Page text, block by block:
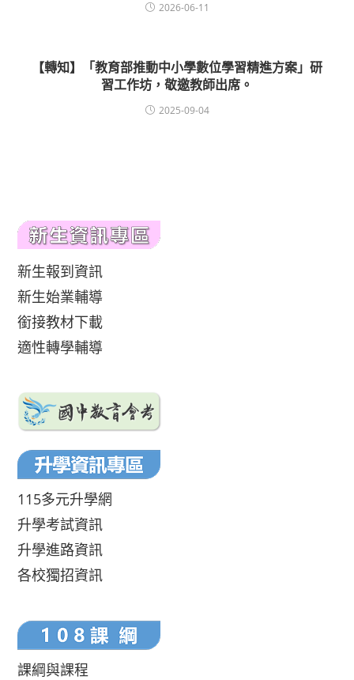
2026-06-11
【轉知】「教育部推動中小學數位學習精進方案」研
習工作坊，敬邀教師出席。
2025-09-04
新生報到資訊
新生始業輔導
銜接教材下載
適性轉學輔導
115多元升學網
升學考試資訊
升學進路資訊
各校獨招資訊
課綱與課程